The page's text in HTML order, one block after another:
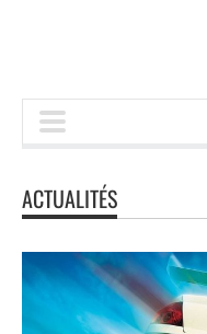
ACTUALITÉS